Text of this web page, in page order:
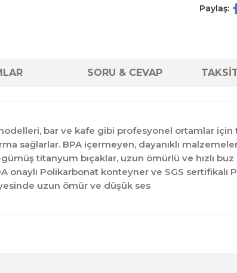
Paylaş:
SORU & CEVAP
bar ve kafe gibi profesyonel ortamlar
sağlarlar. BPA içermeyen, dayanıklı
titanyum bıçaklar, uzun ömürlü ve hızlı
onaylı Polikarbonat konteyner ve SGS sertifikalı
uzun ömür ve düşük ses